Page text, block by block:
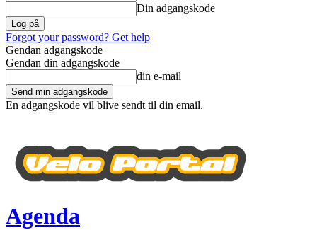
Din adgangskode
Forgot your password? Get help
Gendan adgangskode
Gendan din adgangskode
din e-mail
En adgangskode vil blive sendt til din email.
Agenda